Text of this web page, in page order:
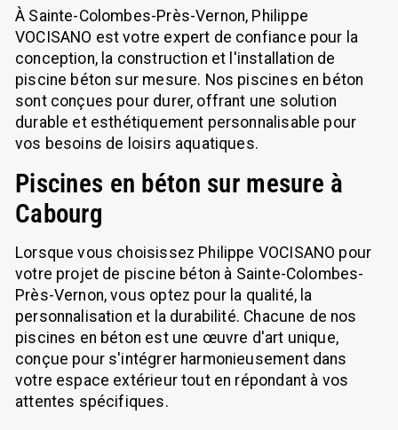
À Sainte-Colombes-Près-Vernon, Philippe
VOCISANO est votre expert de confiance pour la
conception, la construction et l'installation de
piscine béton sur mesure. Nos piscines en béton
sont conçues pour durer, offrant une solution
durable et esthétiquement personnalisable pour
vos besoins de loisirs aquatiques.
Piscines en béton sur mesure à
Cabourg
Lorsque vous choisissez Philippe VOCISANO pour
votre projet de piscine béton à Sainte-Colombes-
Près-Vernon, vous optez pour la qualité, la
personnalisation et la durabilité. Chacune de nos
piscines en béton est une œuvre d'art unique,
conçue pour s'intégrer harmonieusement dans
votre espace extérieur tout en répondant à vos
attentes spécifiques.